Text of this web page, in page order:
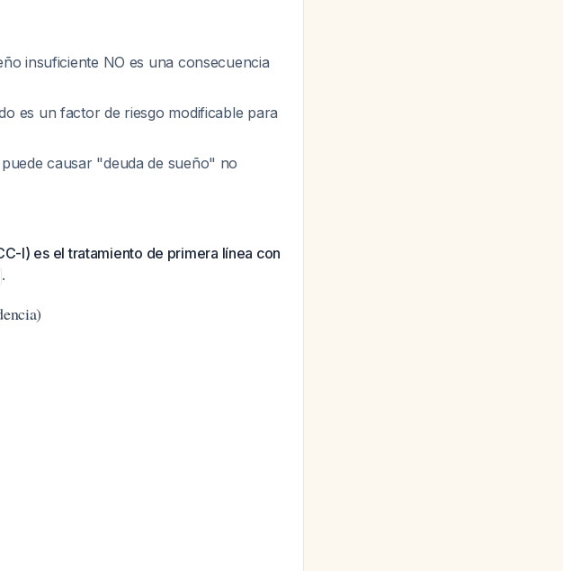
insuficiente NO es una consecuencia
es un factor de riesgo modificable para
causar "deuda de sueño" no
I) es el tratamiento de primera línea con
.